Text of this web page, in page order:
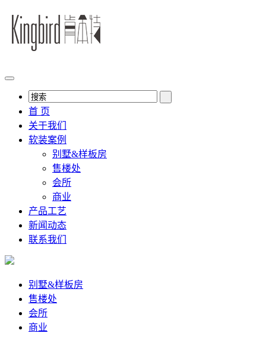
首 页
关于我们
软装案例
别墅&样板房
售楼处
会所
商业
产品工艺
新闻动态
联系我们
别墅&样板房
售楼处
会所
商业